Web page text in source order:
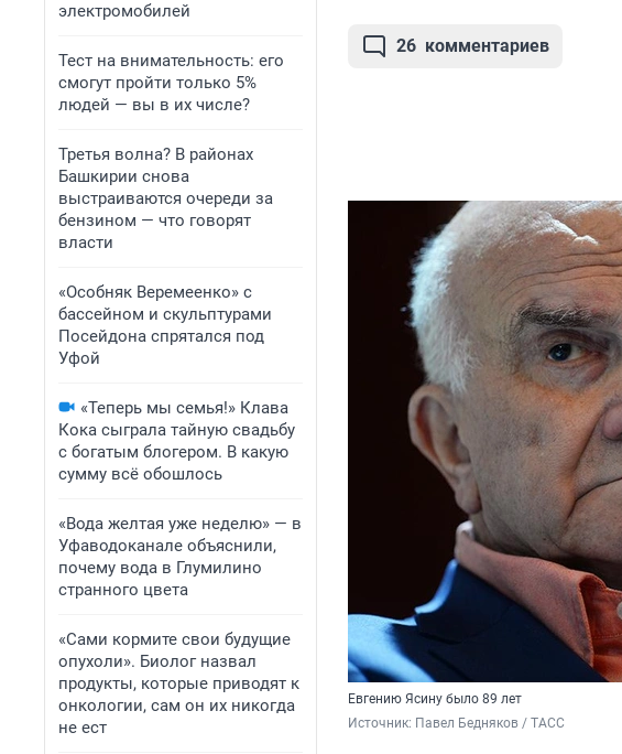
электромобилей
Тест на внимательность: его
смогут пройти только 5%
людей — вы в их числе?
Третья волна? В районах
Башкирии снова
выстраиваются очереди за
бензином — что говорят
власти
«Особняк Веремеенко» с
бассейном и скульптурами
Посейдона спрятался под
Уфой
«Теперь мы семья!» Клава
Кока сыграла тайную свадьбу
с богатым блогером. В какую
сумму всё обошлось
«Вода желтая уже неделю» — в
Уфаводоканале объяснили,
почему вода в Глумилино
странного цвета
«Сами кормите свои будущие
опухоли». Биолог назвал
продукты, которые приводят к
онкологии, сам он их никогда
не ест
26 комментариев
Евгению Ясину было 89 лет
Источник: Павел Бедняков / ТАСС